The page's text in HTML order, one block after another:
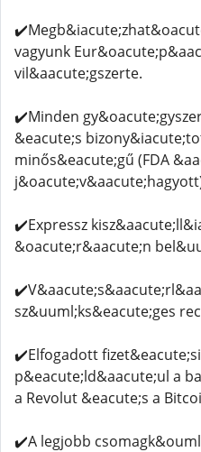
vagyunk
vil&aacute;gszerte.
✔️Minden
&eacute;s
minős&eacute;gű (FDA
✔️Expressz
&oacute;r&aacute;n
sz&uuml;ks&eacute;ges
✔️Elfogadott
p&eacute;ld&aacute;ul a
a Revolut &eacute;s a
✔️A legjobb